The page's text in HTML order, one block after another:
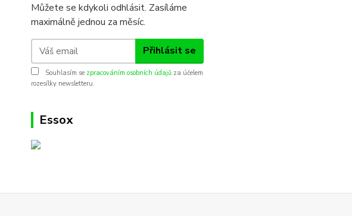
Můžete se kdykoli odhlásit. Zasíláme
maximálně jednou za měsíc.
Přihlásit se
Souhlasím se zpracováním osobních údajů za účelem
rozesílky newsletteru.
Essox